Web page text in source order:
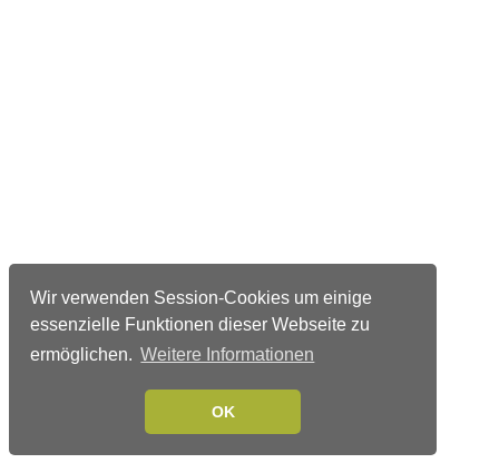
Wir verwenden Session-Cookies um einige
essenzielle Funktionen dieser Webseite zu
ermöglichen. Weitere Informationen
OK